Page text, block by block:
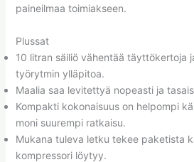
paineilmaa toimiakseen.
Plussat
10 litran säiliö vähentää täyttökertoja
työrytmin ylläpitoa.
Maalia saa levitettyä nopeasti ja
Kompakti kokonaisuus on helpompi
moni suurempi ratkaisu.
Mukana tuleva letku tekee paketista
kompressori löytyy.